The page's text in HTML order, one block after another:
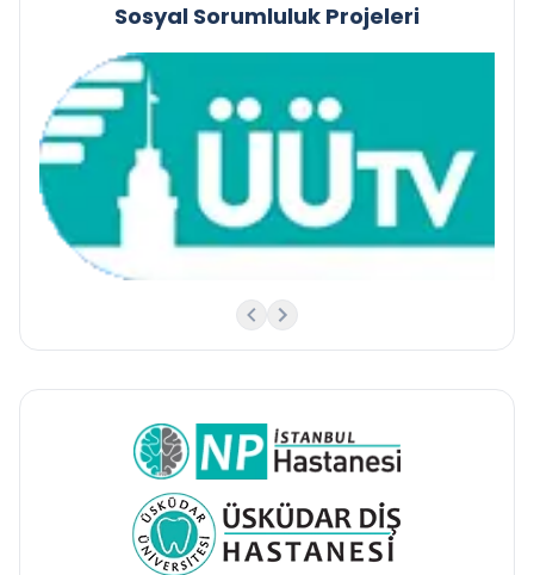
Sosyal Sorumluluk Projeleri